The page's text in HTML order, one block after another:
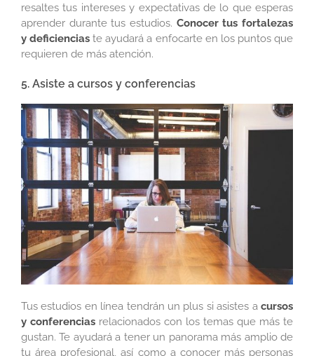
resaltes tus intereses y expectativas de lo que esperas
aprender durante tus estudios. Conocer tus fortalezas
y deficienciaste ayudará a enfocarte en los puntos que
requieren de más atención.
5. Asiste a cursos y conferencias
Tus estudios en línea tendrán un plus si asistes acursos
y conferencias relacionados con los temas que más te
gustan. Te ayudará a tener un panorama más amplio de
tu área profesional, así como a conocer más personas